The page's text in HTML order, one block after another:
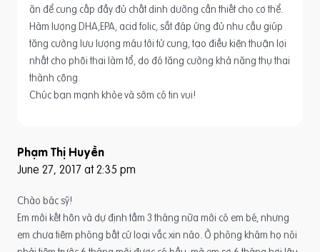
ăn để cung cấp đầy đủ chất dinh dưỡng cần thiết cho cơ thể.
Hàm lượng DHA,EPA, acid folic, sắt đáp ứng đủ nhu cầu giúp
tăng cường lưu lượng máu tới tử cung, tạo điều kiện thuận lợi
nhất cho phôi thai làm tổ, do đó tăng cường khả năng thụ thai
thành công.
Chúc bạn mạnh khỏe và sớm có tin vui!
Phạm Thị Huyền
June 27, 2017 at 2:35 pm
Chào bác sỹ!
Em mới kết hôn và dự định tầm 3 tháng nữa mới có em bé, nhưng
em chưa tiêm phòng bất cứ loại vắc xin nào. Ở phòng khám họ nói